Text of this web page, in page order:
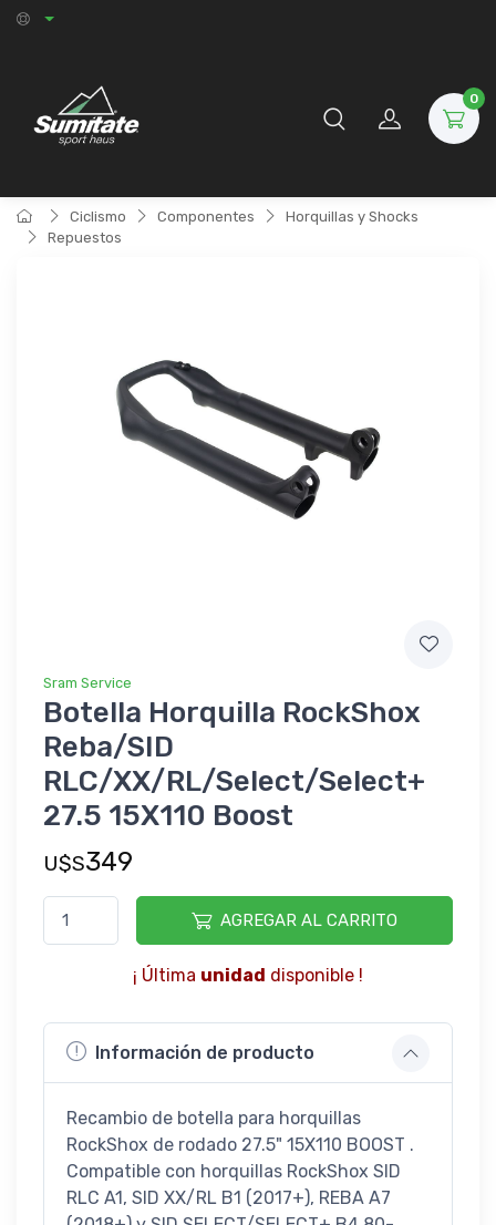
0
Ciclismo Componentes
Horquillas y Shocks
Repuestos
Sram Service
Botella Horquilla RockShox
Reba/SID
RLC/XX/RL/Select/Select+
27.5 15X110 Boost
U$S349
AGREGAR AL CARRITO
¡ Última unidad disponible !
Información de producto
Recambio de botella para horquillas
RockShox de rodado 27.5" 15X110 BOOST .
Compatible con horquillas RockShox SID
RLC A1, SID XX/RL B1 (2017+), REBA A7